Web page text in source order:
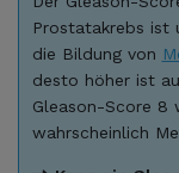
Prostatakrebs ist
die Bildung von
desto höher ist
Gleason-Score 8
wahrscheinlich